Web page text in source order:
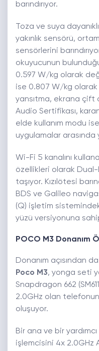
barındırıyor.
Toza ve suya
yakınlık sensörü,
sensörlerini
okuyucunun
0.597 W/kg olarak
ise 0.807 W/kg olarak
yansıtma, ekrana çift
Audio Sertifikası,
elde kullanım modu
uygulamalar arasında
Wi-Fi 5 kanalını
özellikleri olarak
taşıyor. Kızılötesi
BDS ve Galileo
(Q) işletim
yüzü versiyonuna
POCO M3 Donanım
Donanım açısından
Poco M3, yonga seti
Snapdragon 662
2.0GHz olan
oluşuyor.
Bir ana ve bir
işlemcisini 4x 2.0GHz